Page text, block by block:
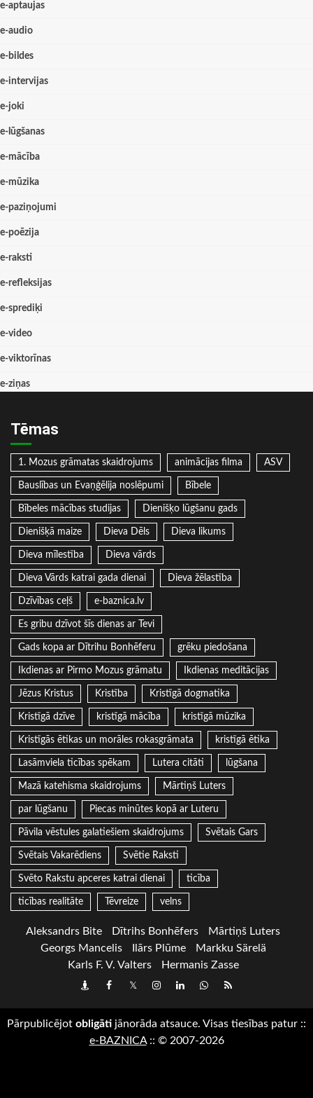
e-aptaujas
e-audio
e-bildes
e-intervijas
e-joki
e-lūgšanas
e-mācība
e-mūzika
e-paziņojumi
e-poēzija
e-raksti
e-refleksijas
e-sprediķi
e-video
e-viktorīnas
e-ziņas
Tēmas
1. Mozus grāmatas skaidrojums animācijas filma ASV
Bauslības un Evaņģēlija noslēpumi Bībele
Bībeles mācības studijas Dienišķo lūgšanu gads
Dienišķā maize Dieva Dēls Dieva likums
Dieva mīlestība Dieva vārds
Dieva Vārds katrai gada dienai Dieva žēlastība
Dzīvības ceļš e-baznica.lv
Es gribu dzīvot šīs dienas ar Tevi
Gads kopa ar Dītrihu Bonhēferu grēku piedošana
Ikdienas ar Pirmo Mozus grāmatu Ikdienas meditācijas
Jēzus Kristus Kristība Kristīgā dogmatika
Kristīgā dzīve kristīgā mācība kristīgā mūzika
Kristīgās ētikas un morāles rokasgrāmata kristīgā ētika
Lasāmviela ticības spēkam Lutera citāti lūgšana
Mazā katehisma skaidrojums Mārtiņš Luters
par lūgšanu Piecas minūtes kopā ar Luteru
Pāvila vēstules galatiešiem skaidrojums Svētais Gars
Svētais Vakarēdiens Svētie Raksti
Svēto Rakstu apceres katrai dienai ticība
ticības realitāte Tēvreize velns
Aleksandrs Bite Dītrihs Bonhēfers
Mārtiņš Luters
Georgs Mancelis
Ilārs Plūme
Markku Särelä
Karls F. V. Valters
Hermanis Zasse
DraugiemFacebook
TwitterInstagram
LinkedInwhatsapp
RSS
Pārpublicējot obligāti jānorāda atsauce. Visas tiesības patur ::
e-BAZNICA:: © 2007-2026